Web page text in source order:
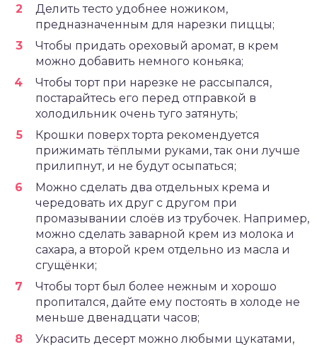
Делить тесто удобнее ножиком,
предназначенным для нарезки пиццы;
Чтобы придать ореховый аромат, в крем
можно добавить немного коньяка;
Чтобы торт при нарезке не рассыпался,
постарайтесь его перед отправкой в
холодильник очень туго затянуть;
Крошки поверх торта рекомендуется
прижимать тёплыми руками, так они лучше
прилипнут, и не будут осыпаться;
Можно сделать два отдельных крема и
чередовать их друг с другом при
промазывании слоёв из трубочек. Например,
можно сделать заварной крем из молока и
сахара, а второй крем отдельно из масла и
сгущёнки;
Чтобы торт был более нежным и хорошо
пропитался, дайте ему постоять в холоде не
меньше двенадцати часов;
Украсить десерт можно любыми цукатами,